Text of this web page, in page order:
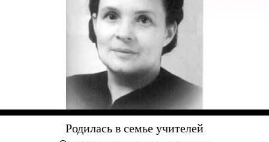
Родилась в семье учителей